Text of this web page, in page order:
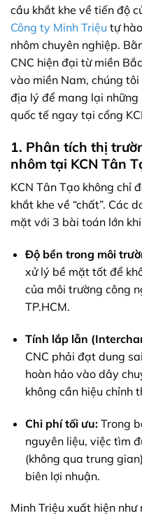
cầu khắt khe về tiến độ
Công ty Minh Triệu tự
nhôm chuyên nghiệp.
CNC hiện đại từ miền
vào miền Nam, chúng
địa lý để mang lại
quốc tế ngay tại cổng
1. Phân tích thị
nhôm tại KCN Tân
KCN Tân Tạo không chỉ
khắt khe về “chất”. Các
mặt với 3 bài toán lớn
Độ bền trong môi
xử lý bề mặt tốt để
của môi trường công
TP.HCM.
Tính lắp lẫn
CNC phải đạt dung
hoàn hảo vào dây
không cần hiệu chỉnh
Chi phí tối ưu:Trong
nguyên liệu, việc tìm
(không qua trung
biên lợi nhuận.
Minh Triệu xuất hiện